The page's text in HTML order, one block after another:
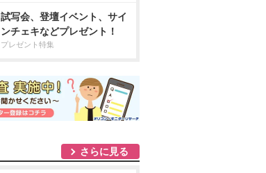
試写会、登壇イベント、サイ
ンチェキなどプレゼント！
プレゼント特集
さらに見る